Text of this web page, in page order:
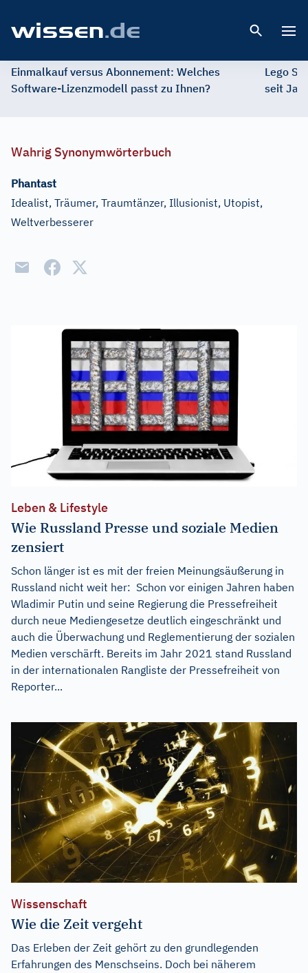
Einmalkauf versus Abonnement: Welches
Software-Lizenzmodell passt zu Ihnen?
Lego
seit
Wahrig Synonymwörterbuch
Phantast
Idealist, Träumer, Traumtänzer, Illusionist, Utopist,
Weltverbesserer
Leben & Lifestyle
Wie Russland Presse und soziale Medien
zensiert
Schon länger ist es mit der freien Meinungsäußerung in
Russland nicht weit her: Schon vor einigen Jahren haben
Wladimir Putin und seine Regierung die Pressefreiheit
durch neue Mediengesetze deutlich eingeschränkt und
auch die Überwachung und Reglementierung der sozialen
Medien verschärft. Bereits im Jahr 2021 stand Russland
in der internationalen Rangliste der Pressefreiheit von
Reporter...
Wissenschaft
Wie die Zeit vergeht
Das Erleben der Zeit gehört zu den grundlegenden
Erfahrungen des Menschseins. Doch bei näherem